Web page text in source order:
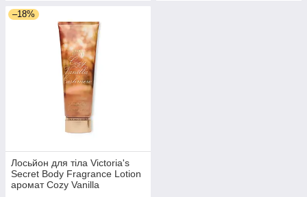
–18%
Лосьйон для тіла Victoria's
Secret Body Fragrance Lotion
аромат Cozy Vanilla